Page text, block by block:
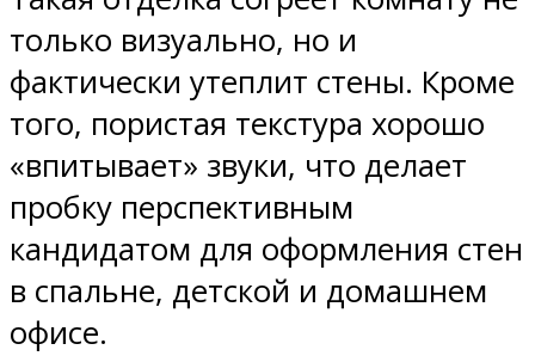
только визуально, но и
фактически утеплит стены. Кроме
того, пористая текстура хорошо
«впитывает» звуки, что делает
пробку перспективным
кандидатом для оформления стен
в спальне, детской и домашнем
офисе.